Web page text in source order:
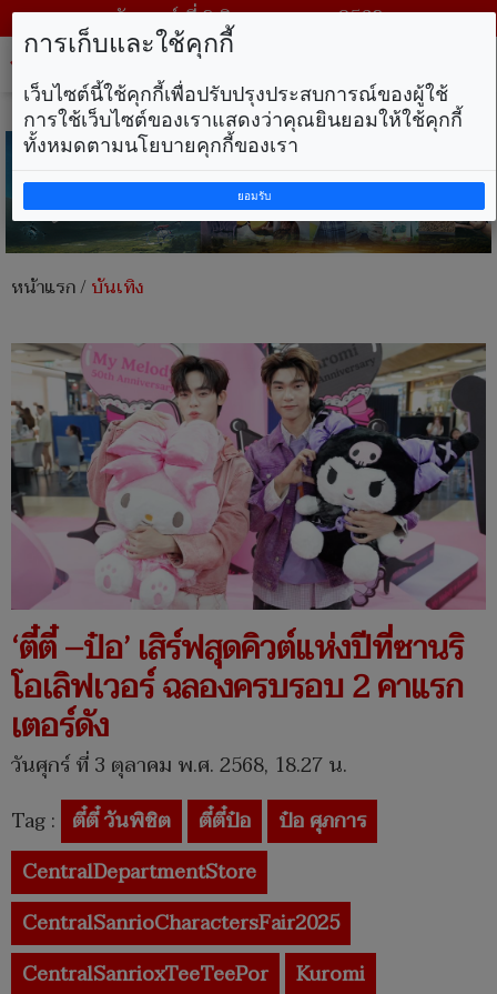
วันเสาร์ ที่ 8 สิงหาคม พ.ศ. 2569
หน้าแรก/บันเทิง
‘ตี๋ตี๋ –ป๋อ’ เสิร์ฟสุดคิวต์แห่งปีที่ซานริ
โอเลิฟเวอร์ ฉลองครบรอบ 2 คาแรก
เตอร์ดัง
วันศุกร์ ที่ 3 ตุลาคม พ.ศ. 2568, 18.27 น.
Tag : ตี๋ตี๋ วันพิชิต ตี๋ตี๋ป๋อ
ป๋อ ศุภการ
CentralDepartmentStore
CentralSanrioCharactersFair2025
CentralSanrioxTeeTeePor
Kuromi
การเก็บและใช้คุกกี้
เว็บไซต์นี้ใช้คุกกี้เพื่อปรับปรุงประสบการณ์ของผู้ใช้
การใช้เว็บไซต์ของเราแสดงว่าคุณยินยอมให้ใช้คุกกี้
ทั้งหมดตามนโยบายคุกกี้ของเรา
ยอมรับ